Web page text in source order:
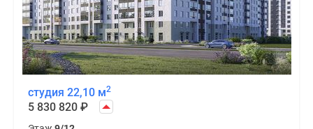
студия 22,10 м2
5 830 820 ₽